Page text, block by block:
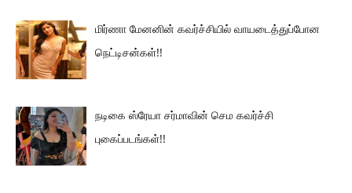
மிர்ணா மேனனின் கவர்ச்சியில் வாயடைத்துப்போன
நெட்டிசன்கள்!!
நடிகை ஸ்ரேயா சர்மாவின் செம கவர்ச்சி
புகைப்படங்கள்!!